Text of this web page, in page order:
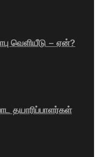
வெளியீடு – ஏன்?
தயாரிப்பாளர்கள்